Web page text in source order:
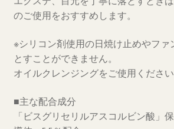
のご使用をおすすめします。
※シリコン剤使用の日焼け止めやファ
とすことができません。
オイルクレンジングをご使用ください
■主な配合成分
「ビスグリセリルアスコルビン酸」